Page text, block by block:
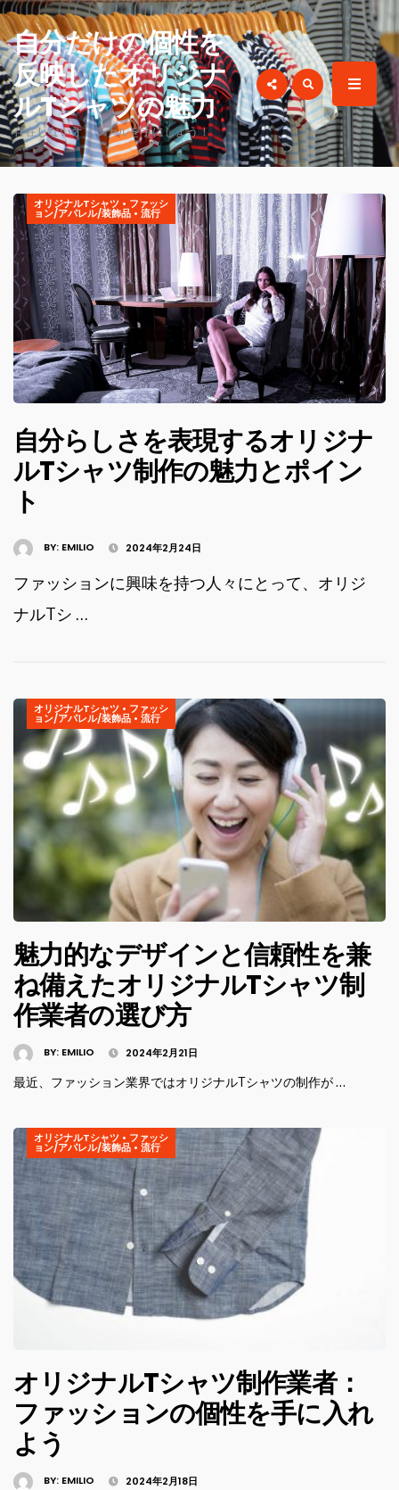
for:
自分だけの個性を
反映したオリジナ
ルTシャツの魅力
存在しないオリジナルを手にしよう！
オリジナルTシャツ • ファッシ
ョン/アパレル/装飾品 • 流行
自分らしさを表現するオリジナ
ルTシャツ制作の魅力とポイン
ト
BY: EMILIO 2024年2月24日
ファッションに興味を持つ人々にとって、オリジ
ナルTシ …
オリジナルTシャツ • ファッシ
ョン/アパレル/装飾品 • 流行
魅力的なデザインと信頼性を兼
ね備えたオリジナルTシャツ制
作業者の選び方
BY: EMILIO 2024年2月21日
最近、ファッション業界ではオリジナルTシャツの制作が …
オリジナルTシャツ • ファッシ
ョン/アパレル/装飾品 • 流行
オリジナルTシャツ制作業者：
ファッションの個性を手に入れ
よう
BY: EMILIO 2024年2月18日